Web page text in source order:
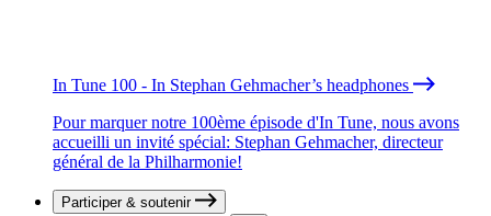
In Tune 100 - In Stephan Gehmacher’s headphones
Pour marquer notre 100ème épisode d'In Tune, nous avons
accueilli un invité spécial: Stephan Gehmacher, directeur
général de la Philharmonie!
Participer & soutenir